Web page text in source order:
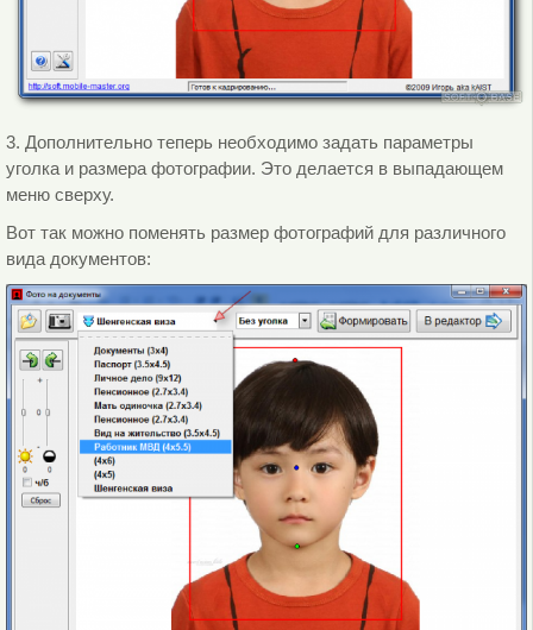
3. Дополнительно теперь необходимо задать параметры
уголка и размера фотографии. Это делается в выпадающем
меню сверху.
Вот так можно поменять размер фотографий для различного
вида документов: